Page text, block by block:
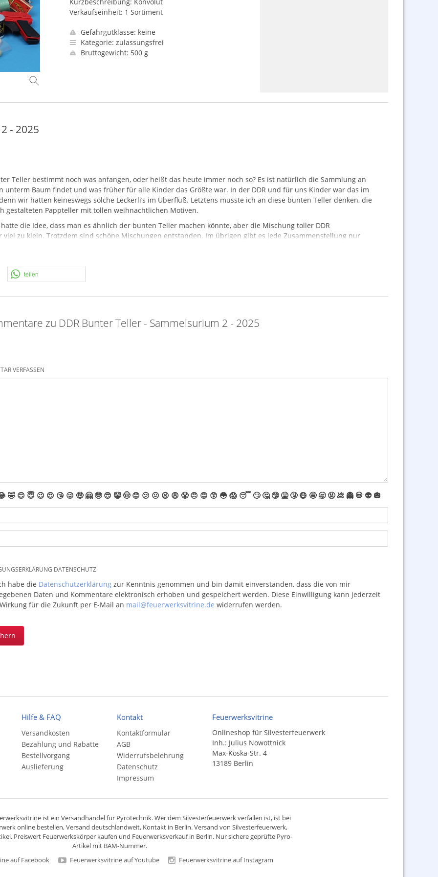
Verkaufseinheit: 1 Sortiment
Gefahrgutklasse: keine
Kategorie: zulassungsfrei
Bruttogewicht: 500 g
- 2025
Teller bestimmt noch was anfangen, oder heißt das heute immer noch so? Es ist natürlich die Sammlung an
unterm Baum findet und was früher für alle Kinder das Größte war. In der DDR und für uns Kinder war das im
wir hatten keineswegs solche Leckerli’s im Überfluß. Letztens musste ich an diese bunten Teller denken, die
gestalteten Pappteller mit tollen weihnachtlichen Motiven.
die Idee, dass man es ähnlich der bunten Teller machen könnte, aber die Mischung toller DDR
zu klein. Trotzdem sind schöne Mischungen entstanden. Im übrigen gibt es jede Zusammenstellung nur
da oft die Artikel noch original sind. Lasst euch vom Wimmelbild begeistern.
Knallrakete Silberschweif, Tornado und Sternrakete
Mischung entscheiden, ansonsten kann das auch gerne als Dekoration bei uns bleiben – sieht gut aus.
teilen
zu DDR Bunter Teller - Sammelsurium 2 - 2025
VERFASSEN
🤣 😊 😇 😉 😍 😘 😜 🤑 🤗 🤓 😎 🤡🤠 😟 😕 😖 😫 😩 😤 😠 😡 😲 😳 😱 😴 🙄 🤔 🤥 🤮 🤧 😷 🤩 🥱 🤬 💩 👻 💀 👽 🎃
DATENSCHUTZ
habe die Datenschutzerklärungzur Kenntnis genommen und bin damit einverstanden, dass die von mir
Daten und Kommentare elektronisch erhoben und gespeichert werden. Diese Einwilligung kann jederzeit
für die Zukunft per E-Mail an mail@feuerwerksvitrine.de widerrufen werden.
Hilfe & FAQ
Versandkosten
Bezahlung und Rabatte
Bestellvorgang
Auslieferung
Kontakt
Kontaktformular
AGB
Widerrufsbelehrung
Datenschutz
Impressum
Feuerwerksvitrine
Onlineshop für Silvesterfeuerwerk
Inh.: Julius Nowottnick
Max-Koska-Str. 4
13189 Berlin
ist ein Versandhandelfür Pyrotechnik. Wer dem Silvesterfeuerwerk verfallen ist, ist bei
online bestellen,Versand deutschlandweit, Kontakt in Berlin. Versand von Silvesterfeuerwerk,
Preiswert Feuerwerkskörperkaufen und Feuerwerksverkauf in Berlin. Nur sichere geprüfte Pyro-
Artikel mit BAM-Nummer.
auf Facebook
Feuerwerksvitrine auf Youtube Feuerwerksvitrine auf Instagram